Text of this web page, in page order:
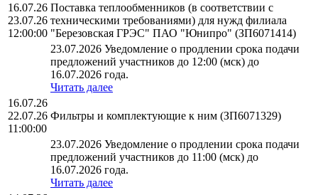
16.07.26
23.07.26
12:00:00
Поставка теплообменников (в соответствии с
техническими требованиями) для нужд филиала
"Березовская ГРЭС" ПАО "Юнипро" (ЗП6071414)
23.07.2026 Уведомление о продлении срока подачи
предложений участников до 12:00 (мск) до
16.07.2026 года.
Читать далее
16.07.26
22.07.26
11:00:00
Фильтры и комплектующие к ним (ЗП6071329)
23.07.2026 Уведомление о продлении срока подачи
предложений участников до 11:00 (мск) до
16.07.2026 года.
Читать далее